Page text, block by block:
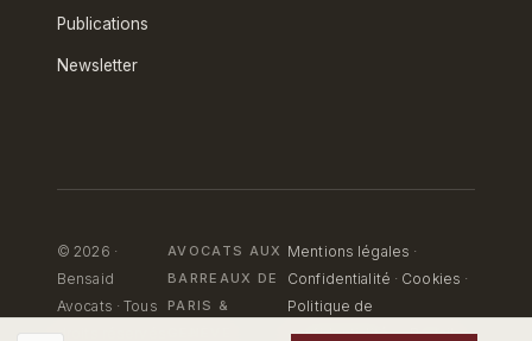
Publications
Newsletter
© 2026 ·
Bensaid
Avocats · Tous
droits réservés
AVOCATS AUX
BARREAUX DE
PARIS &
Mentions légales ·
Confidentialité · Cookies ·
Politique de
confidentialité — Portail